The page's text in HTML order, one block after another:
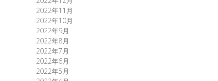
2022年11月
2022年10月
2022年9月
2022年8月
2022年7月
2022年6月
2022年5月